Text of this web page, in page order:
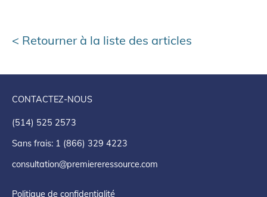
Retourner à la liste des articles
CONTACTEZ-NOUS
(514) 525 2573
Sans frais: 1 (866) 329 4223
consultation@premiereressource.com
Politique de confidentialité